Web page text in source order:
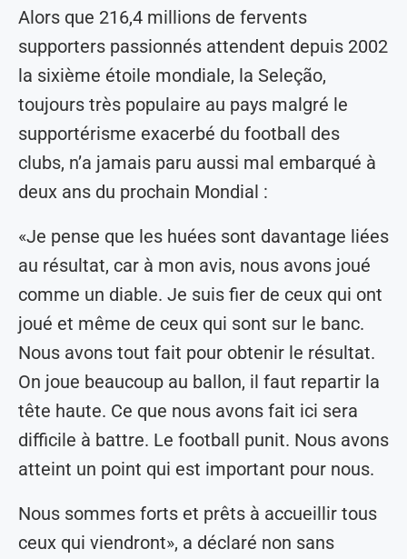
Alors que 216,4 millions de fervents
supporters passionnés attendent depuis 2002
la sixième étoile mondiale, la Seleção,
toujours très populaire au pays malgré le
supportérisme exacerbé du football des
clubs, n’a jamais paru aussi mal embarqué à
deux ans du prochain Mondial :
«Je pense que les huées sont davantage liées
au résultat, car à mon avis, nous avons joué
comme un diable. Je suis fier de ceux qui ont
joué et même de ceux qui sont sur le banc.
Nous avons tout fait pour obtenir le résultat.
On joue beaucoup au ballon, il faut repartir la
tête haute. Ce que nous avons fait ici sera
difficile à battre. Le football punit. Nous avons
atteint un point qui est important pour nous.
Nous sommes forts et prêts à accueillir tous
ceux qui viendront», a déclaré non sans